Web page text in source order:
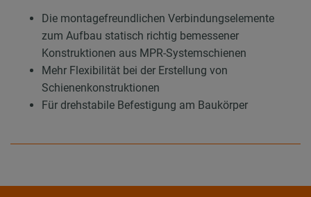
Die montagefreundlichen Verbindungselemente
zum Aufbau statisch richtig bemessener
Konstruktionen aus MPR-Systemschienen
Mehr Flexibilität bei der Erstellung von
Schienenkonstruktionen
Für drehstabile Befestigung am Baukörper